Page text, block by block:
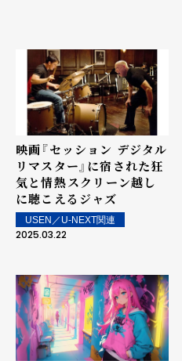
映画『セッション デジタル
リマスター』に宿された狂
気と情熱――スクリーン越し
に聴こえるジャズ
USEN／U-NEXT関連
2025.03.22